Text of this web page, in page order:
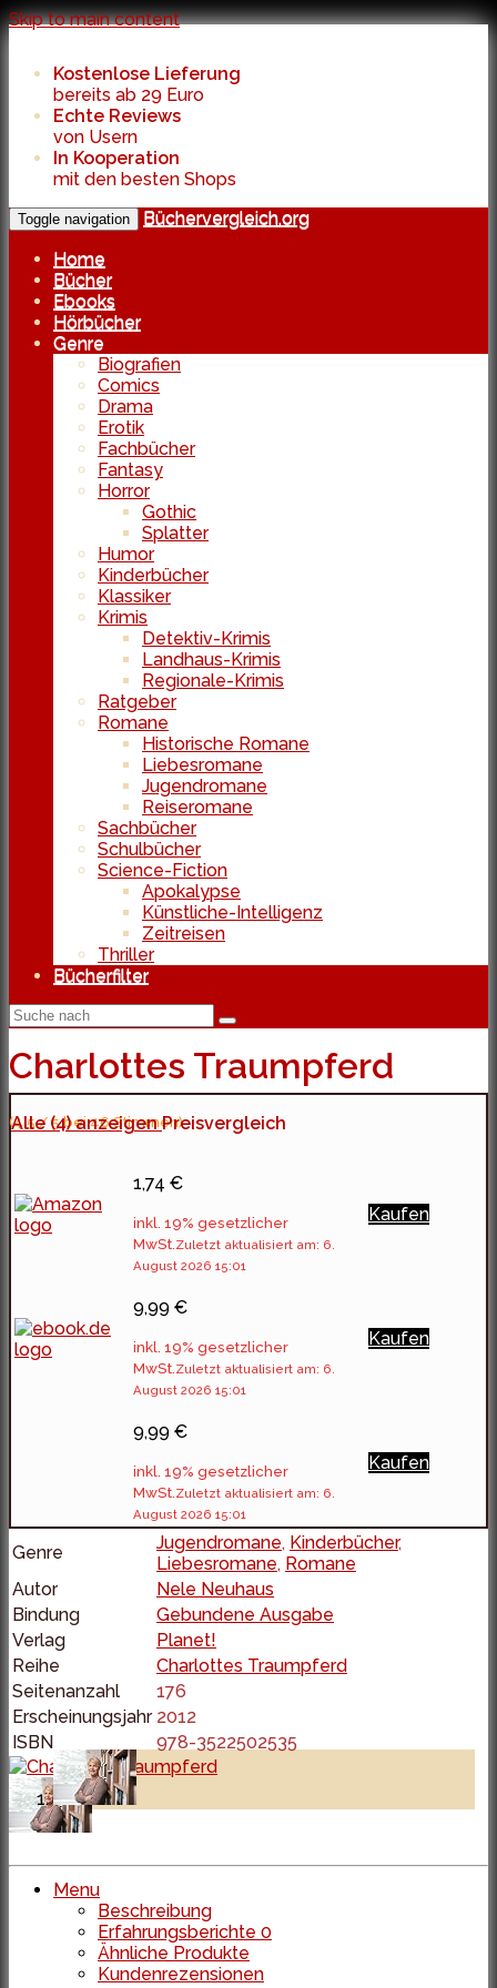
Skip to main content
Kostenlose Lieferung
bereits ab 29 Euro
Echte Reviews
von Usern
In Kooperation
mit den besten Shops
Toggle navigation
Büchervergleich.org
Home
Bücher
Ebooks
Hörbücher
Genre
Biografien
Comics
Drama
Erotik
Fachbücher
Fantasy
Horror
Gothic
Splatter
Humor
Kinderbücher
Klassiker
Krimis
Detektiv-Krimis
Landhaus-Krimis
Regionale-Krimis
Ratgeber
Romane
Historische Romane
Liebesromane
Jugendromane
Reiseromane
Sachbücher
Schulbücher
Science-Fiction
Apokalypse
Künstliche-Intelligenz
Zeitreisen
Thriller
Bücherfilter
Charlottes Traumpferd
(4.5 / 5 bei 46 Stimmen)
Alle (4) anzeigenPreisvergleich
1,74 €
inkl. 19% gesetzlicher
MwSt. Zuletzt aktualisiert am: 6.
August 2026 15:01
Kaufen
9,99 €
inkl. 19% gesetzlicher
MwSt. Zuletzt aktualisiert am: 6.
August 2026 15:01
Kaufen
9,99 €
inkl. 19% gesetzlicher
MwSt. Zuletzt aktualisiert am: 6.
August 2026 15:01
Kaufen
Genre Jugendromane, Kinderbücher,
Liebesromane, Romane
Autor
Nele Neuhaus
Bindung
Gebundene Ausgabe
Verlag
Planet!
Reihe
Charlottes Traumpferd
Seitenanzahl
176
Erscheinungsjahr 2012
ISBN
978-3522502535
Menu
Beschreibung
Erfahrungsberichte 0
Ähnliche Produkte
Kundenrezensionen